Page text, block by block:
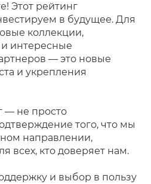
Этот рейтинг
в будущее. Для
коллекции,
интересные
— это новые
и укрепления
— не просто
того, что мы
направлении,
всех, кто доверяет нам.
и выбор в пользу